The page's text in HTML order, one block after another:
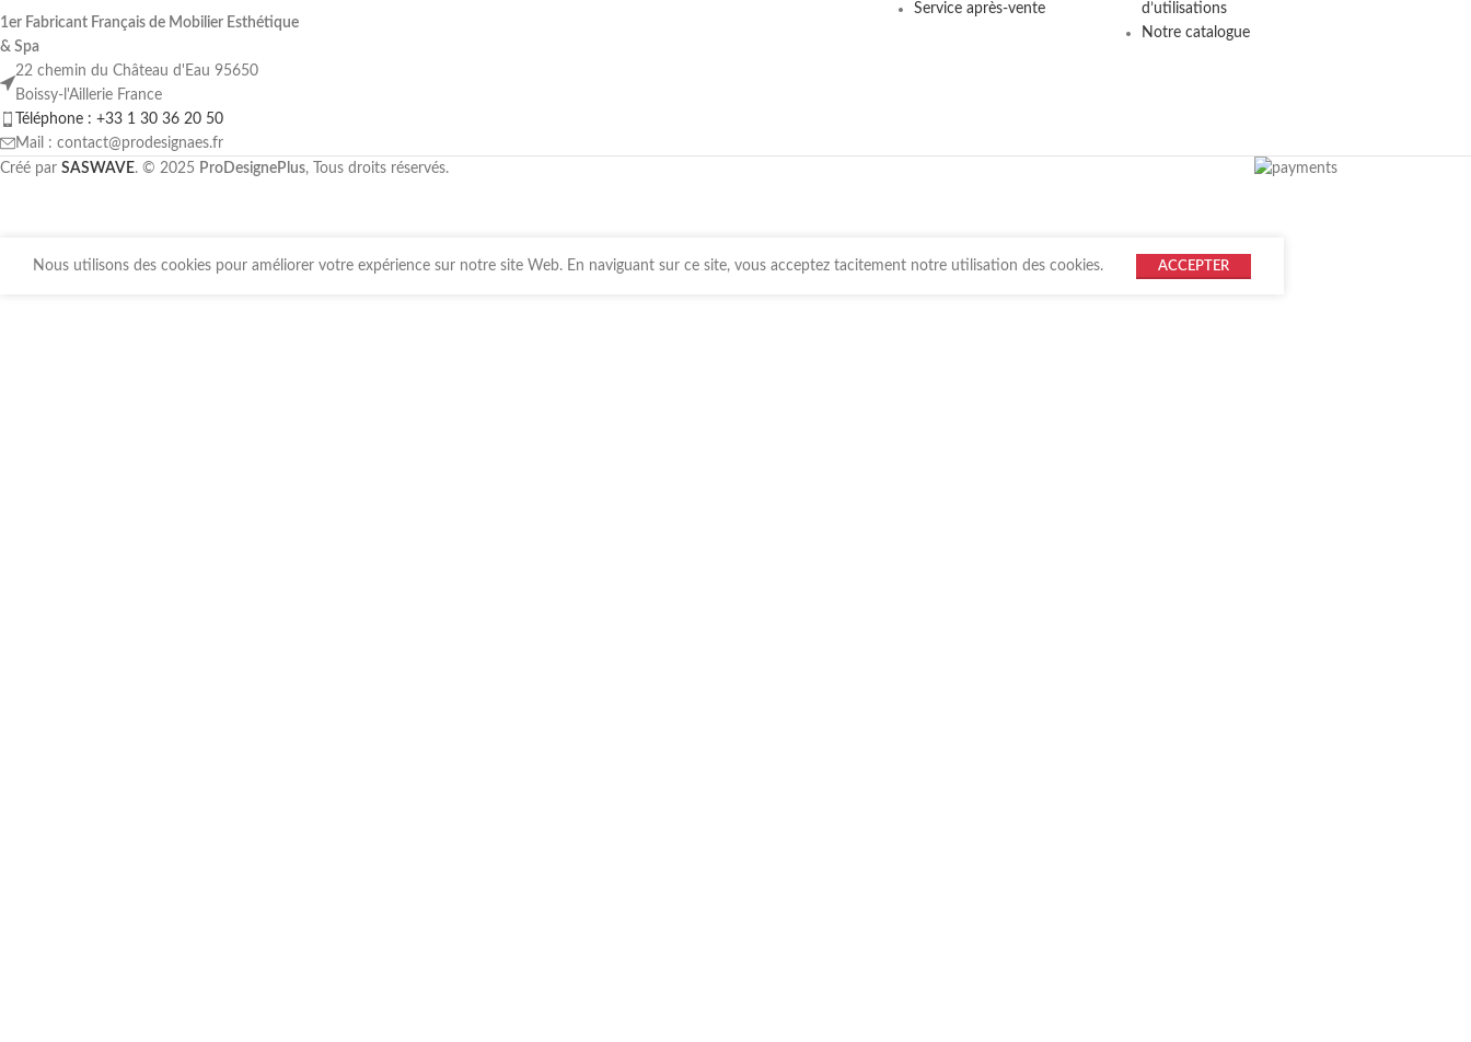
1er Fabricant Français de Mobilier Esthétique
& Spa
22 chemin du Château d'Eau 95650
Boissy-l'Aillerie France
Téléphone : +33 1 30 36 20 50
Mail : contact@prodesignaes.fr
Service après-vente
d’utilisations
Notre catalogue
Créé par SASWAVE. © 2025 ProDesignePlus, Tous droits réservés.
Nous utilisons des cookies pour améliorer votre expérience sur notre site Web. En naviguant sur ce site, vous acceptez tacitement notre utilisation des cookies. ACCEPTER